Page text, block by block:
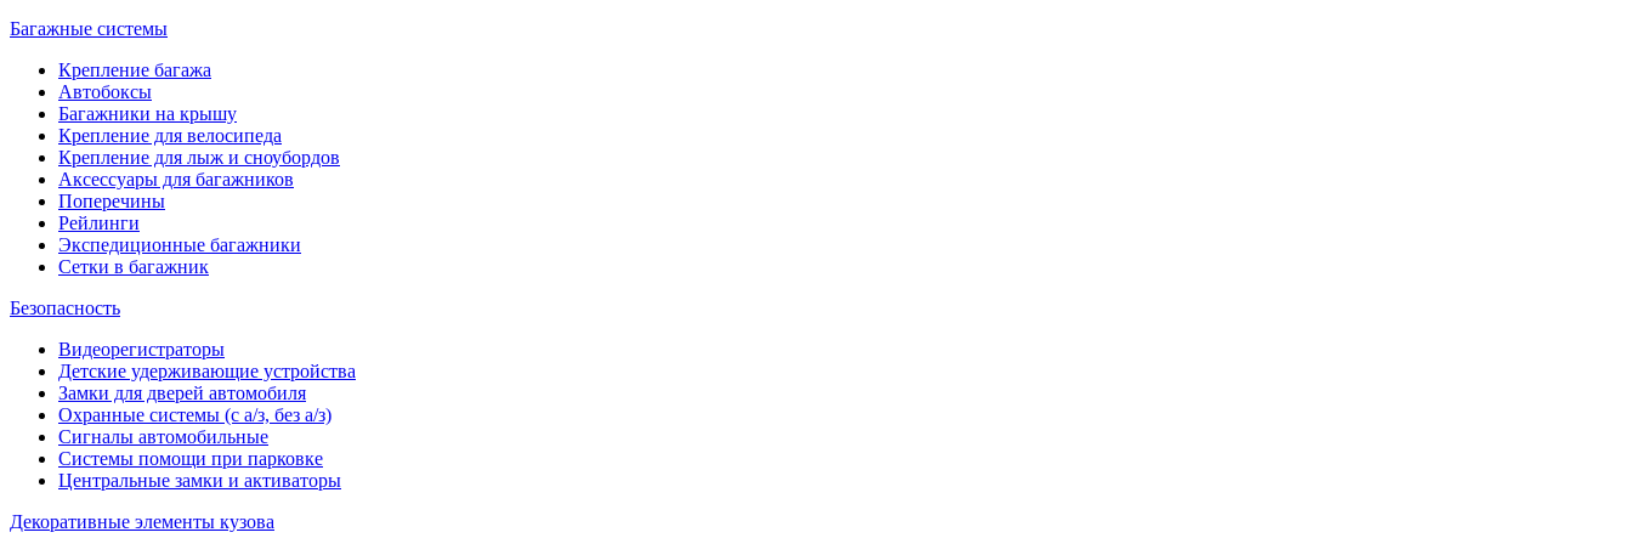
Багажные системы
Крепление багажа
Автобоксы
Багажники на крышу
Крепление для велосипеда
Крепление для лыж и сноубордов
Аксессуары для багажников
Поперечины
Рейлинги
Экспедиционные багажники
Сетки в багажник
Безопасность
Видеорегистраторы
Детские удерживающие устройства
Замки для дверей автомобиля
Охранные системы (с а/з, без а/з)
Сигналы автомобильные
Системы помощи при парковке
Центральные замки и активаторы
Декоративные элементы кузова